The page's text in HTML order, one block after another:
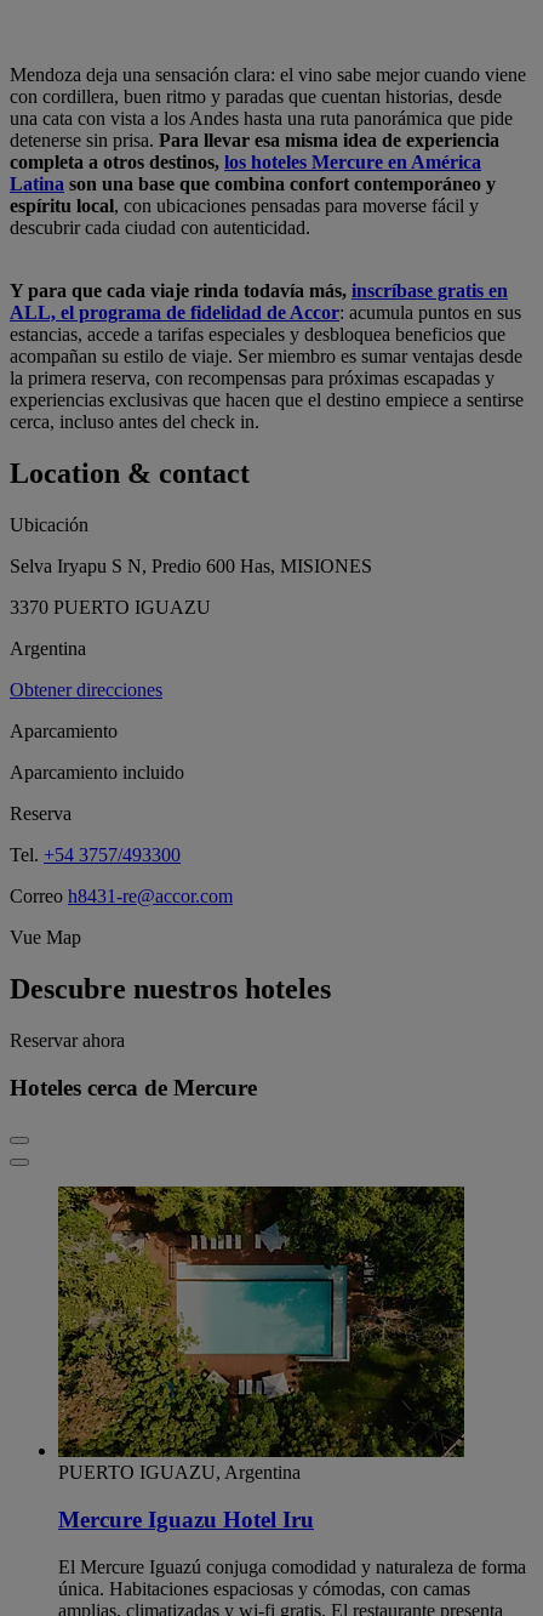
Mendoza deja una sensación clara: el vino sabe mejor cuando viene
con cordillera, buen ritmo y paradas que cuentan historias, desde
una cata con vista a los Andes hasta una ruta panorámica que pide
detenerse sin prisa. Para llevar esa misma idea de experiencia
completa a otros destinos, los hoteles Mercure en América
Latina son una base que combina confort contemporáneo y
espíritu local, con ubicaciones pensadas para moverse fácil y
descubrir cada ciudad con autenticidad.
Y para que cada viaje rinda todavía más, inscríbase gratis en
ALL, el programa de fidelidad de Accor: acumula puntos en sus
estancias, accede a tarifas especiales y desbloquea beneficios que
acompañan su estilo de viaje. Ser miembro es sumar ventajas desde
la primera reserva, con recompensas para próximas escapadas y
experiencias exclusivas que hacen que el destino empiece a sentirse
cerca, incluso antes del check in.
Location & contact
Ubicación
Selva Iryapu S N, Predio 600 Has, MISIONES
3370 PUERTO IGUAZU
Argentina
Obtener direcciones
Aparcamiento
Aparcamiento incluido
Reserva
Tel. +54 3757/493300
Correo h8431-re@accor.com
Vue Map
Descubre nuestros hoteles
Reservar ahora
Hoteles cerca de Mercure
PUERTO IGUAZU, Argentina
Mercure Iguazu Hotel Iru
El Mercure Iguazú conjuga comodidad y naturaleza de forma
única. Habitaciones espaciosas y cómodas, con camas
amplias, climatizadas y wi-fi gratis. El restaurante presenta